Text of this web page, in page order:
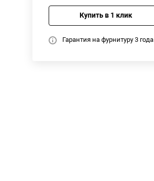
Купить в 1 клик
Гарантия на фурнитуру 3 года